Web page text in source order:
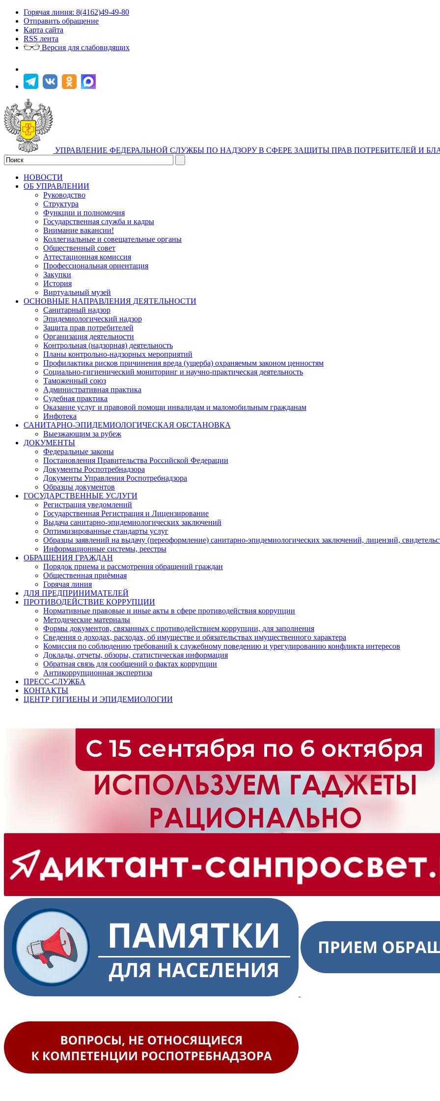
Горячая линия: 8(4162)49-49-80
Отправить обращение
Карта сайта
RSS лента
Версия для слабовидящих
УПРАВЛЕНИЕ ФЕДЕРАЛЬНОЙ СЛУЖБЫ ПО НАДЗОРУ В СФЕРЕ ЗАЩИТЫ ПРАВ ПОТРЕБИТЕЛЕЙ И
НОВОСТИ
ОБ УПРАВЛЕНИИ
Руководство
Структура
Функции и полномочия
Государственная служба и кадры
Внимание вакансии!
Коллегиальные и совещательные органы
Общественный совет
Аттестационная комиссия
Профессиональная ориентация
Закупки
История
Виртуальный музей
ОСНОВНЫЕ НАПРАВЛЕНИЯ ДЕЯТЕЛЬНОСТИ
Санитарный надзор
Эпидемиологический надзор
Защита прав потребителей
Организация деятельности
Контрольная (надзорная) деятельность
Планы контрольно-надзорных мероприятий
Профилактика рисков причинения вреда (ущерба) охраняемым законом ценностям
Социально-гигиенический мониторинг и научно-практическая деятельность
Таможенный союз
Административная практика
Судебная практика
Оказание услуг и правовой помощи инвалидам и маломобильным гражданам
Инфотека
САНИТАРНО-ЭПИДЕМИОЛОГИЧЕСКАЯ ОБСТАНОВКА
Выезжающим за рубеж
ДОКУМЕНТЫ
Федеральные законы
Постановления Правительства Российской Федерации
Документы Роспотребнадзора
Документы Управления Роспотребнадзора
Образцы документов
ГОСУДАРСТВЕННЫЕ УСЛУГИ
Регистрация уведомлений
Государственная Регистрация и Лицензирование
Выдача санитарно-эпидемиологических заключений
Оптимизированные стандарты услуг
Образцы заявлений на выдачу (переоформление) санитарно-эпидемиологических заключений, лицензий,
Информационные системы, реестры
ОБРАЩЕНИЯ ГРАЖДАН
Порядок приема и рассмотрения обращений граждан
Общественная приёмная
Горячая линия
ДЛЯ ПРЕДПРИНИМАТЕЛЕЙ
ПРОТИВОДЕЙСТВИЕ КОРРУПЦИИ
Нормативные правовые и иные акты в сфере противодействия коррупции
Методические материалы
Формы документов, связанных с противодействием коррупции, для заполнения
Сведения о доходах, расходах, об имуществе и обязательствах имущественного характера
Комиссия по соблюдению требований к служебному поведению и урегулированию конфликта интересов
Доклады, отчеты, обзоры, статистическая информация
Обратная связь для сообщений о фактах коррупции
Антикоррупционная экспертиза
ПРЕСС-СЛУЖБА
КОНТАКТЫ
ЦЕНТР ГИГИЕНЫ И ЭПИДЕМИОЛОГИИ